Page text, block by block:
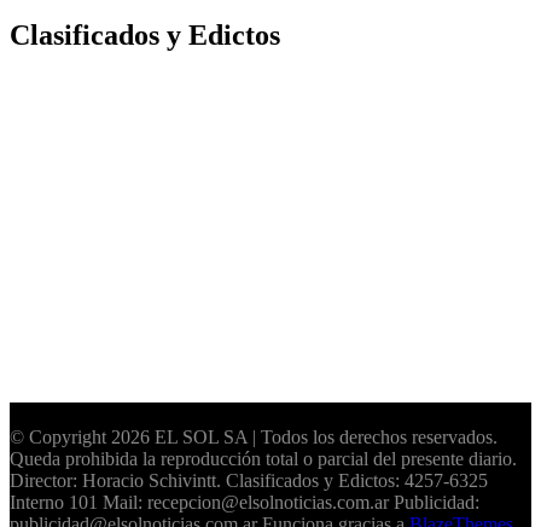
Clasificados y Edictos
© Copyright 2026 EL SOL SA | Todos los derechos reservados.
Queda prohibida la reproducción total o parcial del presente diario.
Director: Horacio Schivintt. Clasificados y Edictos: 4257-6325
Interno 101 Mail: recepcion@elsolnoticias.com.ar Publicidad: